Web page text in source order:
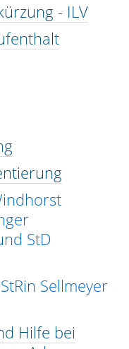
- ILV
StD
Sellmeyer
Hilfe bei